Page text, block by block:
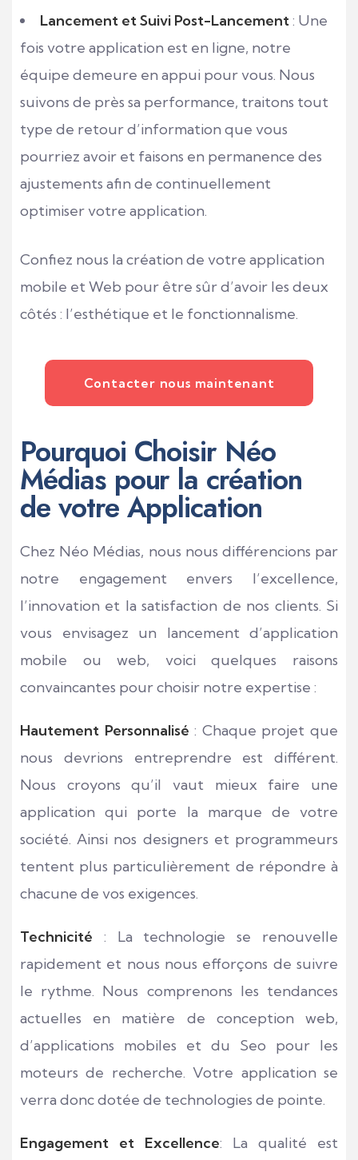
Lancement et Suivi Post-Lancement: Une
fois votre application est en ligne, notre
équipe demeure en appui pour vous. Nous
suivons de près sa performance, traitons tout
type de retour d’information que vous
pourriez avoir et faisons en permanence des
ajustements afin de continuellement
optimiser votre application.
Confiez nous la création de votre application
mobile et Web pour être sûr d’avoir les deux
côtés : l’esthétique et le fonctionnalisme.
Contacter nous maintenant
Pourquoi Choisir Néo
Médias pour la création
de votre Application
Chez Néo Médias, nous nous différencions par
notre engagement envers l’excellence,
l’innovation et la satisfaction de nos clients. Si
vous envisagez un lancement d’application
mobile ou web, voici quelques raisons
convaincantes pour choisir notre expertise :
Hautement Personnalisé : Chaque projet que
nous devrions entreprendre est différent.
Nous croyons qu’il vaut mieux faire une
application qui porte la marque de votre
société. Ainsi nos designers et programmeurs
tentent plus particulièrement de répondre à
chacune de vos exigences.
Technicité : La technologie se renouvelle
rapidement et nous nous efforçons de suivre
le rythme. Nous comprenons les tendances
actuelles en matière de conception web,
d’applications mobiles et du Seo pour les
moteurs de recherche. Votre application se
verra donc dotée de technologies de pointe.
Engagement et Excellence: La qualité est